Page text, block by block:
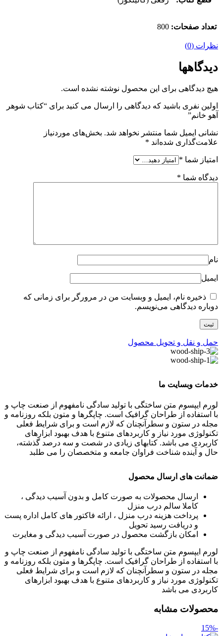
تعداد صفحات: 800
نظرات (0)
دیدگاهها
هیچ دیدگاهی برای این محصول نوشته نشده است.
اولین نفری باشید که دیدگاهی را ارسال می کنید برای “کتاب شوهر
آهو خانم”
نشانی ایمیل شما منتشر نخواهد شد. بخش‌های موردنیاز
علامت‌گذاری شده‌اند *
امتیاز شما *
دیدگاه شما *
نام
ایمیل
ذخیره نام، ایمیل و وبسایت من در مرورگر برای زمانی که
دوباره دیدگاهی می‌نویسم.
حمل و نقل و تحویل محصول
خدمات وبسایت ما
لورم ایپسوم متن ساختگی با تولید سادگی نامفهوم از صنعت چاپ و
با استفاده از طراحان گرافیک است. چاپگرها و متون بلکه روزنامه و
مجله در ستون و سطرآنچنان که لازم است و برای شرایط فعلی
تکنولوژی مورد نیاز و کاربردهای متنوع با هدف بهبود ابزارهای
کاربردی می باشد. کتابهای زیادی در شصت و سه درصد گذشته،
حال و آینده شناخت فراوان جامعه و متخصصان را می طلبد
ضمانت های ارسال محصول
ارسال محصولات به صورت کامل و بدون آسیب دیدگی ،
کاملا سالم درب منزل
پرداخت هزینه درب منزل ، ارائه فاکتور های کامل اداره پست
و دریافت رسید تحویل
امکان بازگشت محصول در صورت آسیب دیدگی و مغایرت
لورم ایپسوم متن ساختگی با تولید سادگی نامفهوم از صنعت چاپ و
با استفاده از طراحان گرافیک است. چاپگرها و متون بلکه روزنامه و
مجله در ستون و سطرآنچنان که لازم است و برای شرایط فعلی
تکنولوژی مورد نیاز و کاربردهای متنوع با هدف بهبود ابزارهای
کاربردی می باشد
محصولات مشابه
-15%